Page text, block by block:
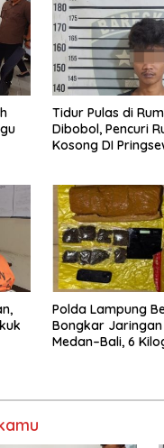
Tidur Pulas di
Dibobol, Pencuri
Kosong DI
Polda Lampung
Bongkar
Medan–Bali, 6